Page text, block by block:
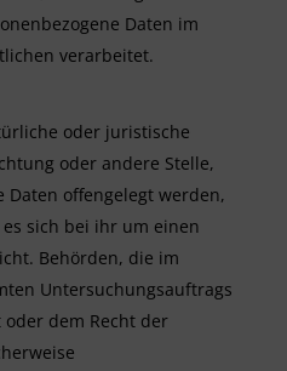
Daten im
verarbeitet.
oder juristische
oder andere Stelle,
Daten offengelegt werden,
sich bei ihr um einen
Behörden, die im
Untersuchungsauftrags
dem Recht der